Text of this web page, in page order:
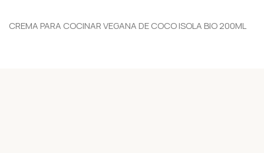
CREMA PARA COCINAR VEGANA DE COCO ISOLA BIO 200ML